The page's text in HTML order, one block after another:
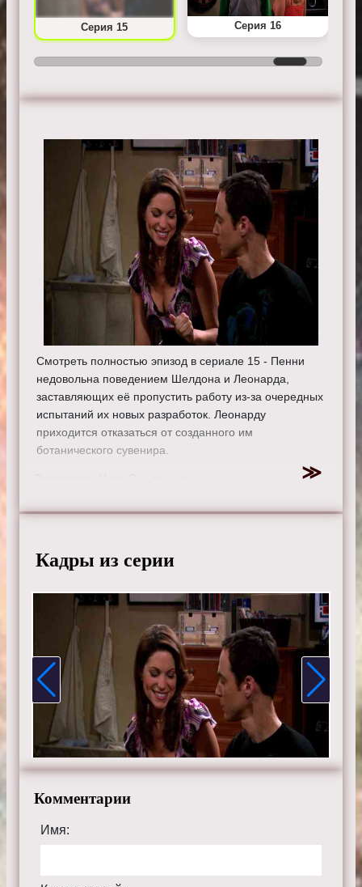
Серия 15 Серия 16
Смотреть полностью эпизод в сериале 15 - Пенни
недовольна поведением Шелдона и Леонарда,
заставляющих её пропустить работу из-за очередных
испытаний их новых разработок. Леонарду
приходится отказаться от созданного им
ботанического сувенира.
Саймон Хелберг, Кунал Найяр, Маим Бялик, Мелисса
Смотрите онлайн 1 сезон 15 серию «
телефоне, планшете, пк или телевизоре на сайте
Кадры из серии
Комментарии
Имя: